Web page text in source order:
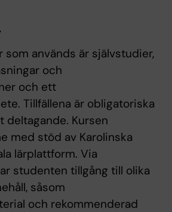
som används är självstudier,
och
och ett
Tillfällena är obligatoriska
deltagande. Kursen
med stöd av Karolinska
lärplattform. Via
studenten tillgång till olika
såsom
och rekommenderad